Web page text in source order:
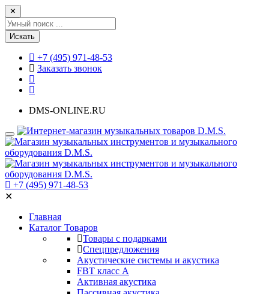
✕
Искать
+7 (495) 971-48-53
Заказать звонок
DMS-ONLINE.RU
+7 (495) 971-48-53
✕
Главная
Каталог Товаров
Товары с подарками
Спецпредложения
Акустические системы и акустика
FBT класс А
Активная акустика